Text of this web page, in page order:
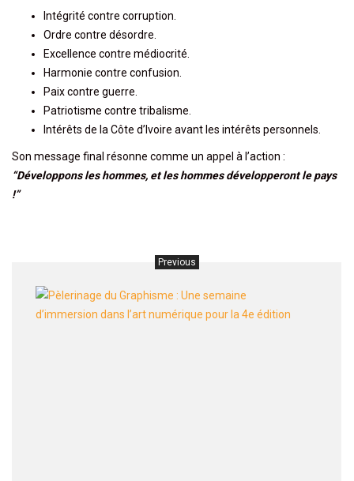
Intégrité contre corruption.
Ordre contre désordre.
Excellence contre médiocrité.
Harmonie contre confusion.
Paix contre guerre.
Patriotisme contre tribalisme.
Intérêts de la Côte d’Ivoire avant les intérêts personnels.
Son message final résonne comme un appel à l’action :
“Développons les hommes, et les hommes développeront le pays
!”
Previous